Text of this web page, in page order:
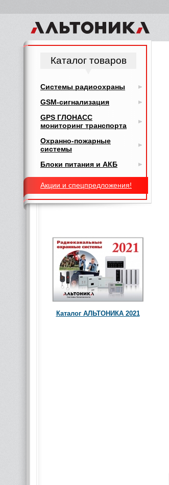
Каталог товаров
Системы радиоохраны
GSM-сигнализация
GPS ГЛОНАСС
мониторинг транспорта
Охранно-пожарные
системы
Блоки питания и АКБ
Акции и спецпредложения!
Каталог АЛЬТОНИКА 2021